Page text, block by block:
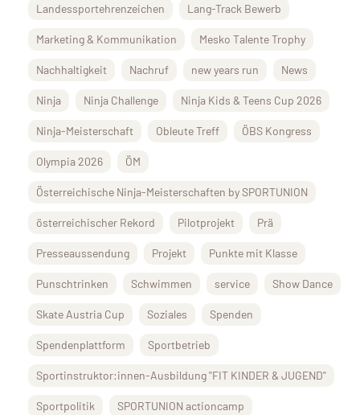
Landessportehrenzeichen Lang-Track Bewerb
Marketing & Kommunikation Mesko Talente Trophy
Nachhaltigkeit Nachruf new years run News
Ninja Ninja Challenge Ninja Kids & Teens Cup 2026
Ninja-Meisterschaft Obleute Treff ÖBS Kongress
Olympia 2026 ÖM
Österreichische Ninja-Meisterschaften by SPORTUNION
österreichischer Rekord Pilotprojekt Prä
Presseaussendung Projekt Punkte mit Klasse
Punschtrinken Schwimmen service Show Dance
Skate Austria Cup Soziales Spenden
Spendenplattform Sportbetrieb
Sportinstruktor:innen-Ausbildung "FIT KINDER & JUGEND"
Sportpolitik SPORTUNION actioncamp